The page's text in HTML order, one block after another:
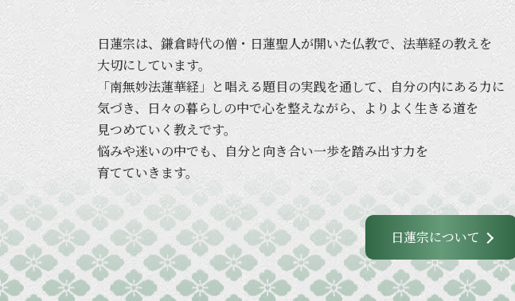
日蓮宗は、 鎌倉時代の僧・日蓮聖人が開いた仏教で、 法華経の教えを
大切にしています。
「南無妙法蓮華経」と唱える題目の実践を通して、 自分の内にある力に
気づき、
日々の暮らしの中で心を整えながら、 より よく 生きる道を
見つめていく 教えです。
悩みや迷いの中でも、 自分と向き合い一歩を踏み出す力を
育てていきます。
日蓮宗について